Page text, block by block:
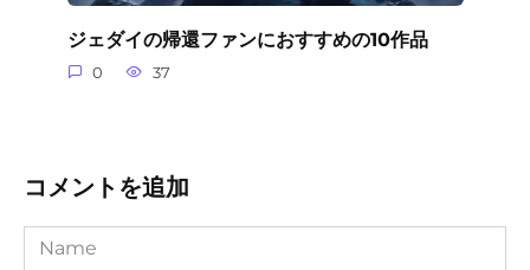
ジェダイの帰還ファンにおすすめの10作品
0 37
コメントを追加
Name